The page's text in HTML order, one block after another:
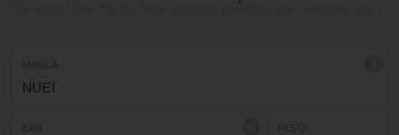
Os óleos Hot Oil de Nuei contêm extratos de Ginseng, um
intensos e inebriantes.
NUEI